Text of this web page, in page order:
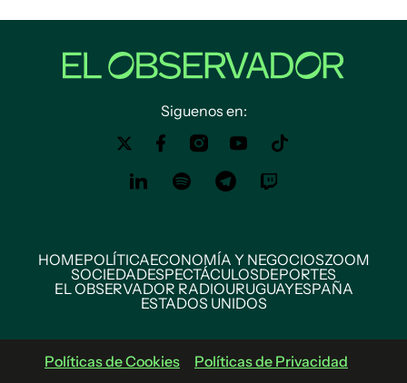
Siguenos en:
HOMEPOLÍTICAECONOMÍA Y NEGOCIOSZOOM
SOCIEDADESPECTÁCULOSDEPORTES
EL OBSERVADOR RADIOURUGUAYESPAÑA
ESTADOS UNIDOS
Políticas de Cookies
Políticas de Privacidad